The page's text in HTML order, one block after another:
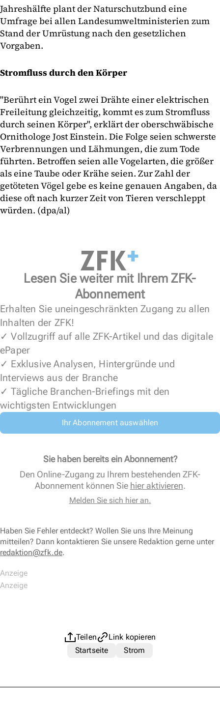
Jahreshälfte plant der Naturschutzbund eine
Umfrage bei allen Landesumweltministerien zum
Stand der Umrüstung nach den gesetzlichen
Vorgaben.
Stromfluss durch den Körper
"Berührt ein Vogel zwei Drähte einer elektrischen
Freileitung gleichzeitig, kommt es zum Stromfluss
durch seinen Körper", erklärt der oberschwäbische
Ornithologe Jost Einstein. Die Folge seien schwerste
Verbrennungen und Lähmungen, die zum Tode
führten. Betroffen seien alle Vogelarten, die größer
als eine Taube oder Krähe seien. Zur Zahl der
getöteten Vögel gebe es keine genauen Angaben, da
diese oft nach kurzer Zeit von Tieren verschleppt
würden. (dpa/al)
Lesen Sie weiter mit Ihrem ZFK-
Abonnement
Erhalten Sie uneingeschränkten Zugang zu allen
Inhalten der ZFK!
✓ Vollzugriff auf alle ZFK-Artikel und das digitale
ePaper
✓ Exklusive Analysen, Hintergründe und
Interviews aus der Branche
✓ Tägliche Branchen-Briefings mit den
wichtigsten Entwicklungen
Ihr Abonnement auswählen
Sie haben bereits ein Abonnement?
Den Online-Zugang zu Ihrem bestehenden ZFK-
Abonnement können Sie hier aktivieren.
Melden Sie sich hier an.
Haben Sie Fehler entdeckt? Wollen Sie uns Ihre Meinung
mitteilen? Dann kontaktieren Sie unsere Redaktion gerne unter
redaktion@zfk.de.
Teilen
Link kopieren
Startseite
Strom